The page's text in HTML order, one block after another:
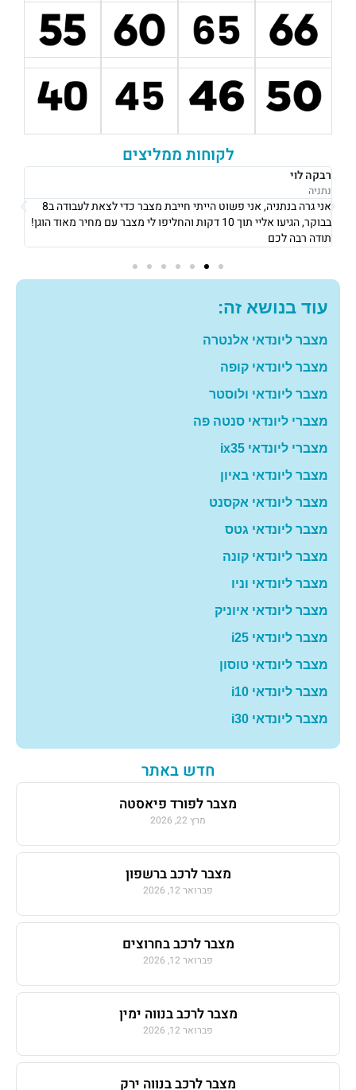
לקוחות ממליצים
רבקה לוי
נתניה
אני גרה בנתניה, אני פשוט הייתי חייבת מצבר כדי לצאת לעבודה ב8
בבוקר, הגיעו אליי תוך 10 דקות והחליפו לי מצבר עם מחיר מאוד הוגן!
תודה רבה לכם
עוד בנושא זה:
מצבר ליונדאי אלנטרה
מצבר ליונדאי קופה
מצבר ליונדאי ולוסטר
מצברי ליונדאי סנטה פה
מצברי ליונדאי ix35
מצבר ליונדאי באיון
מצבר ליונדאי אקסנט
מצבר ליונדאי גטס
מצבר ליונדאי קונה
מצבר ליונדאי וניו
מצבר ליונדאי איוניק
מצבר ליונדאי i25
מצבר ליונדאי טוסון
מצבר ליונדאי i10
מצבר ליונדאי i30
חדש באתר
מצבר לפורד פיאסטה
מרץ 22, 2026
מצבר לרכב ברשפון
פברואר 12, 2026
מצבר לרכב בחרוצים
פברואר 12, 2026
מצבר לרכב בנווה ימין
פברואר 12, 2026
מצבר לרכב בנווה ירק